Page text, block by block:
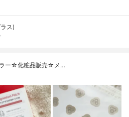
ス)
ラー☆化粧品販売☆メ…